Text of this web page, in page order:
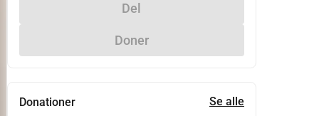
Del
Doner
Donationer Se alle